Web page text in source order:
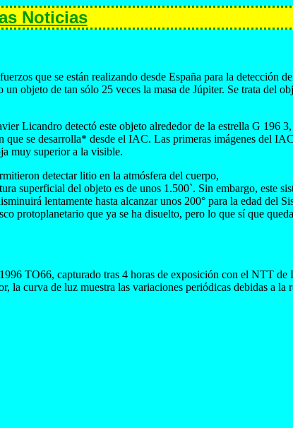
Noticias
que se están realizando desde España para la detección
objeto de tan sólo 25 veces la masa de Júpiter. Se trata del
Licandro detectó este objeto alrededor de la estrella G 196
se desarrolla* desde el IAC. Las primeras imágenes del
muy superior a la visible.
detectar litio en la atmósfera del cuerpo,
superficial del objeto es de unos 1.500`. Sin embargo, este
lentamente hasta alcanzar unos 200° para la edad del
protoplanetario que ya se ha disuelto, pero lo que sí que
TO66, capturado tras 4 horas de exposición con el NTT
la curva de luz muestra las variaciones periódicas debidas a la